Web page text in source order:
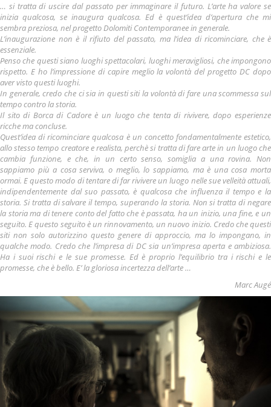
… si tratta di uscire dal passato per immaginare il futuro. L’arte ha valore se
inizia qualcosa, se inaugura qualcosa. Ed è quest’idea d’apertura che mi
sembra preziosa, nel progetto Dolomiti Contemporanee in generale.
L’inaugurazione non è il rifiuto del passato, ma l’idea di ricominciare, che è
essenziale.
Penso che questi siano luoghi spettacolari, luoghi meravigliosi, che impongono
rispetto. E ho l’impressione di capire meglio la volontà del progetto DC dopo
aver visto questi luoghi.
In generale, credo che ci sia in questi siti la volontà di fare una scommessa sul
tempo contro la storia.
Il sito di Borca di Cadore è un luogo che tenta di rivivere, dopo esperienze
ricche ma concluse.
Quest’idea di ricominciare qualcosa è un concetto fondamentalmente estetico,
allo stesso tempo creatore e realista, perchè si tratta di fare arte in un luogo che
cambia funzione, e che, in un certo senso, somiglia a una rovina. Non
sappiamo più a cosa serviva, o meglio, lo sappiamo, ma è una cosa morta
ormai. E questo modo di tentare di far rivivere un luogo nelle sue velleità attuali,
indipendentemente dal suo passato, è qualcosa che influenza il tempo e la
storia. Si tratta di salvare il tempo, superando la storia. Non si tratta di negare
la storia ma di tenere conto del fatto che è passata, ha un inizio, una fine, e un
seguito. E questo seguito è un rinnovamento, un nuovo inizio. Credo che questi
siti non solo autorizzino questo genere di approccio, ma lo impongano, in
qualche modo. Credo che l’impresa di DC sia un’impresa aperta e ambiziosa.
Ha i suoi rischi e le sue promesse. Ed è proprio l’equilibrio tra i rischi e le
promesse, che è bello. E’ la gloriosa incertezza dell’arte …
Marc Augé